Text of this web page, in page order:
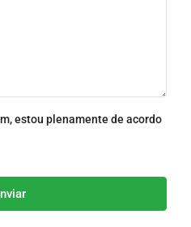
estou plenamente de acordo